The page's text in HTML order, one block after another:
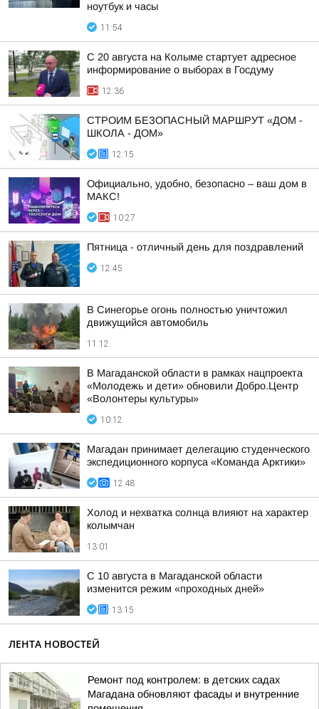
ноутбук и часы
11:54
С 20 августа на Колыме стартует адресное
информирование о выборах в Госдуму
12:36
СТРОИМ БЕЗОПАСНЫЙ МАРШРУТ «ДОМ -
ШКОЛА - ДОМ»
12:15
Официально, удобно, безопасно – ваш дом в
МАКС!
10:27
Пятница - отличный день для поздравлений
12:45
В Синегорье огонь полностью уничтожил
движущийся автомобиль
11:12
В Магаданской области в рамках нацпроекта
«Молодежь и дети» обновили Добро.Центр
«Волонтеры культуры»
10:12
Магадан принимает делегацию студенческого
экспедиционного корпуса «Команда Арктики»
12:48
Холод и нехватка солнца влияют на характер
колымчан
13:01
С 10 августа в Магаданской области
изменится режим «проходных дней»
13:15
ЛЕНТА НОВОСТЕЙ
Ремонт под контролем: в детских садах
Магадана обновляют фасады и внутренние